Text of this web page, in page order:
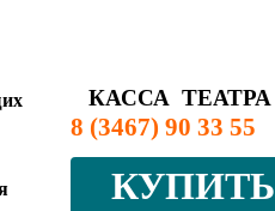
КАССА ТЕАТРА
8 (3467) 90 33 55
КУПИТЬ